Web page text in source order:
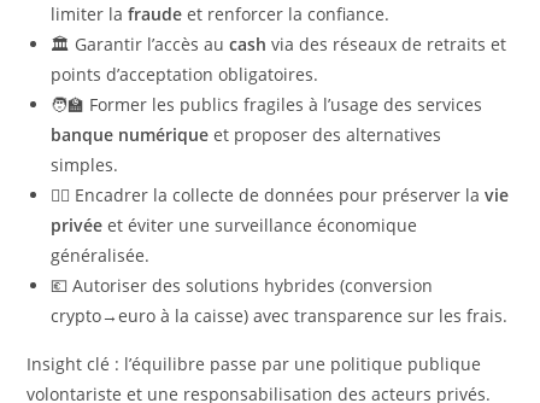
limiter lafraude et renforcer la confiance.
🏛️ Garantir l’accès aucash via des réseaux de retraits et
points d’acceptation obligatoires.
🧑‍🏫 Former les publics fragiles à l’usage des services
banque numérique et proposer des alternatives
simples.
🕵️‍♂️ Encadrer la collecte de données pour préserver lavie
privée et éviter une surveillance économique
généralisée.
💶 Autoriser des solutions hybrides (conversion
crypto→euro à la caisse) avec transparence sur les frais.
Insight clé : l’équilibre passe par une politique publique
volontariste et une responsabilisation des acteurs privés.